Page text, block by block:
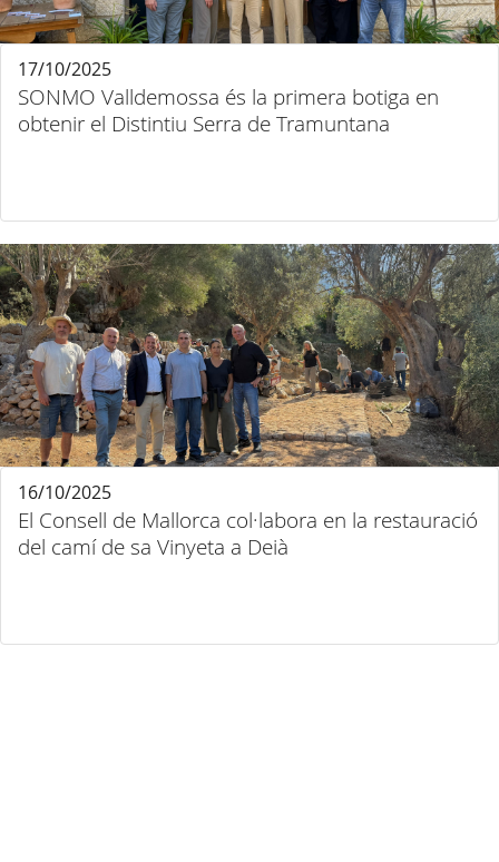
SONMO Valldemossa és la primera botiga en
obtenir el Distintiu Serra de Tramuntana
17/10/2025
El Consell de Mallorca col·labora en la restauració
del camí de sa Vinyeta a Deià
16/10/2025